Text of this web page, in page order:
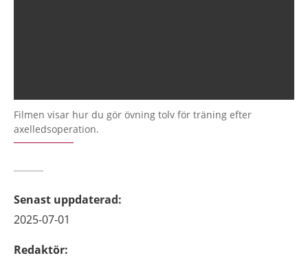
Filmen visar hur du gör övning tolv för träning efter
axelledsoperation.
Senast uppdaterad:
2025-07-01
Redaktör: